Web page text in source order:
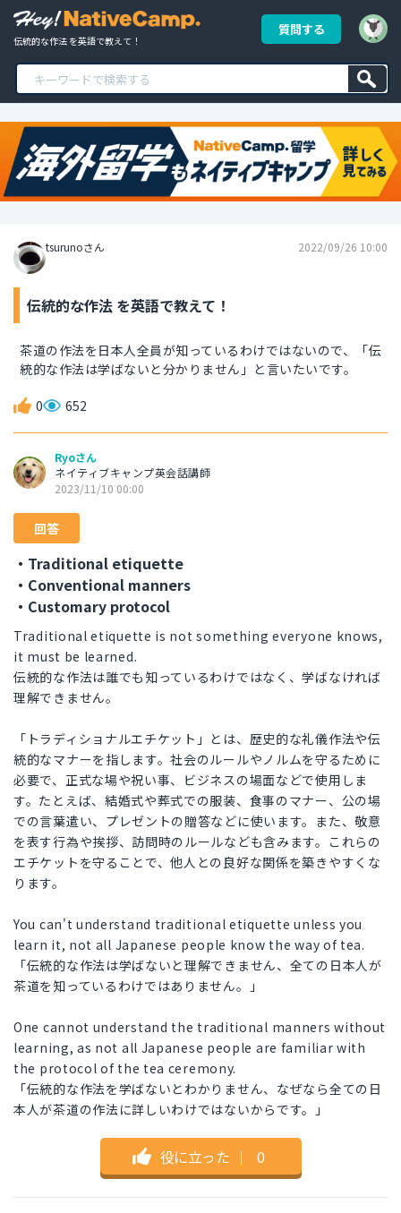
伝統的な作法 を英語で教えて！
質問する
tsurunoさん 2022/09/26 10:00
伝統的な作法 を英語で教えて！
茶道の作法を日本人全員が知っているわけではないので、「伝
統的な作法は学ばないと分かりません」と言いたいです。
0 652
Ryoさん
ネイティブキャンプ英会話講師
2023/11/10 00:00
回答
・Traditional etiquette
・Conventional manners
・Customary protocol
Traditional etiquette is not something everyone knows,
it must be learned.
伝統的な作法は誰でも知っているわけではなく、学ばなければ
理解できません。
「トラディショナルエチケット」とは、歴史的な礼儀作法や伝
統的なマナーを指します。社会のルールやノルムを守るために
必要で、正式な場や祝い事、ビジネスの場面などで使用しま
す。たとえば、結婚式や葬式での服装、食事のマナー、公の場
での言葉遣い、プレゼントの贈答などに使います。また、敬意
を表す行為や挨拶、訪問時のルールなども含みます。これらの
エチケットを守ることで、他人との良好な関係を築きやすくな
ります。
You can't understand traditional etiquette unless you
learn it, not all Japanese people know the way of tea.
「伝統的な作法は学ばないと理解できません、全ての日本人が
茶道を知っているわけではありません。」
One cannot understand the traditional manners without
learning, as not all Japanese people are familiar with
the protocol of the tea ceremony.
「伝統的な作法を学ばないとわかりません、なぜなら全ての日
本人が茶道の作法に詳しいわけではないからです。」
役に立った ｜ 0